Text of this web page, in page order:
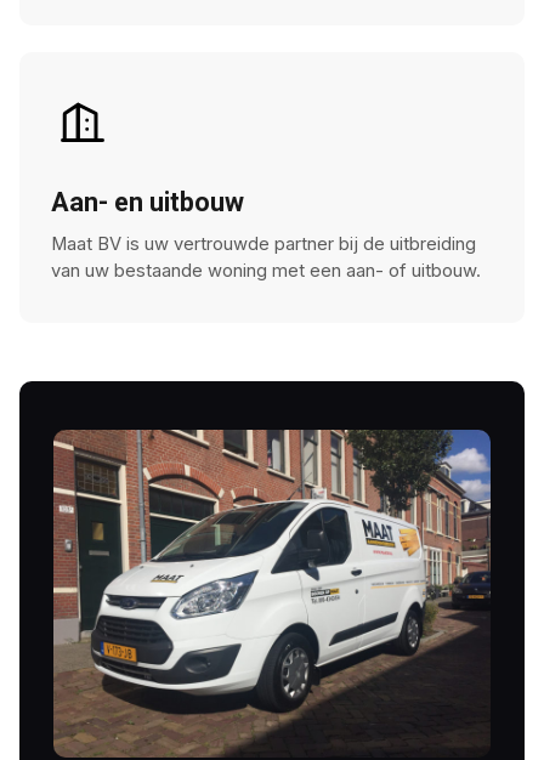
Aan- en uitbouw
Maat BV is uw vertrouwde partner bij de uitbreiding
van uw bestaande woning met een aan- of uitbouw.